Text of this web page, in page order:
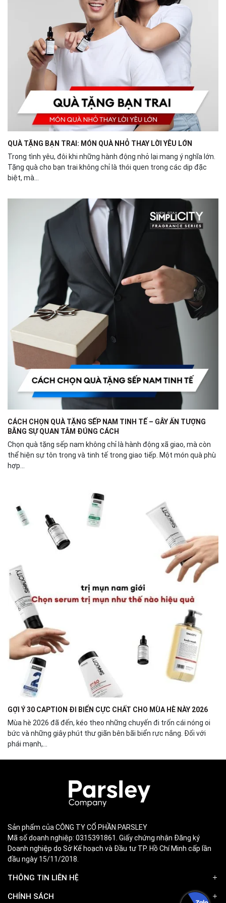
QUÀ TẶNG BẠN TRAI: MÓN QUÀ NHỎ THAY LỜI YÊU LỚN
Trong tình yêu, đôi khi những hành động nhỏ lại mang ý nghĩa lớn.
Tặng quà cho bạn trai không chỉ là thói quen trong các dịp đặc
biệt, mà...
CÁCH CHỌN QUÀ TẶNG SẾP NAM TINH TẾ – GÂY ẤN TƯỢNG
BẰNG SỰ QUAN TÂM ĐÚNG CÁCH
Chọn quà tặng sếp nam không chỉ là hành động xã giao, mà còn
thể hiện sự tôn trọng và tinh tế trong giao tiếp. Một món quà phù
hợp...
GỢI Ý 30 CAPTION ĐI BIỂN CỰC CHẤT CHO MÙA HÈ NÀY 2026
Mùa hè 2026 đã đến, kéo theo những chuyến đi trốn cái nóng oi
bức và những giây phút thư giãn bên bãi biển rực nắng. Đối với
phái mạnh,...
Sản phẩm của CÔNG TY CỔ PHẦN PARSLEY
Mã số doanh nghiệp: 0315391861. Giấy chứng nhận Đăng ký
Doanh nghiệp do Sở Kế hoạch và Đầu tư TP. Hồ Chí Minh cấp lần
đầu ngày 15/11/2018.
THÔNG TIN LIÊN HỆ
CHÍNH SÁCH